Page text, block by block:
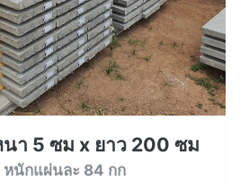
า 5 ซม x ยาว 200 ซม
หนักแผ่นละ 84 กก